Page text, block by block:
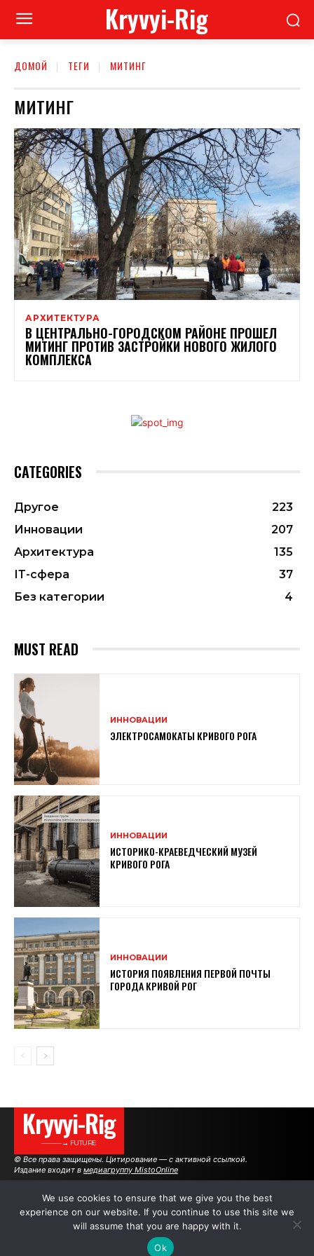
Kryvyi-Rig
ДОМОЙ ТЕГИ МИТИНГ
МИТИНГ
АРХИТЕКТУРА
В ЦЕНТРАЛЬНО-ГОРОДСКОМ РАЙОНЕ ПРОШЕЛ
МИТИНГ ПРОТИВ ЗАСТРОЙКИ НОВОГО ЖИЛОГО
КОМПЛЕКСА
CATEGORIES
Другое
223
Инновации
207
Архитектура
135
ІТ-сфера
37
Без категории
4
MUST READ
ИННОВАЦИИ
ЭЛЕКТРОСАМОКАТЫ КРИВОГО РОГА
ИННОВАЦИИ
ИСТОРИКО-КРАЕВЕДЧЕСКИЙ МУЗЕЙ
КРИВОГО РОГА
ИННОВАЦИИ
ИСТОРИЯ ПОЯВЛЕНИЯ ПЕРВОЙ ПОЧТЫ
ГОРОДА КРИВОЙ РОГ
Kryvyi-Rig
———→ FUTURE
© Все права защищены. Цитирование — с активной ссылкой.
Издание входит в медиагруппу MistoOnline
АВТОРЫ РЕКЛАМА НА САЙТЕ
We use cookies to ensure that we give you the best
experience on our website. If you continue to use this site we
will assume that you are happy with it.
Ok